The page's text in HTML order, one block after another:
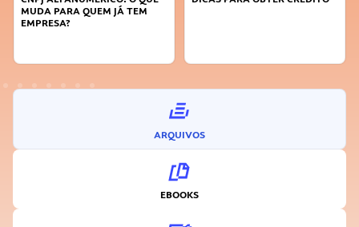
ARQUIVOS
EBOOKS